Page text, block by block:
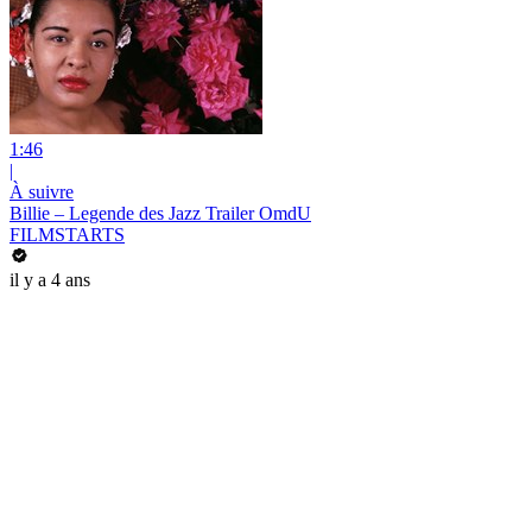
1:46
|
À suivre
Billie – Legende des Jazz Trailer OmdU
FILMSTARTS
il y a 4 ans